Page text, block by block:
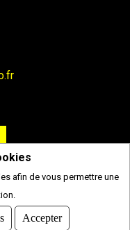
FIREFOX
afin de vous permettre une
Accepter